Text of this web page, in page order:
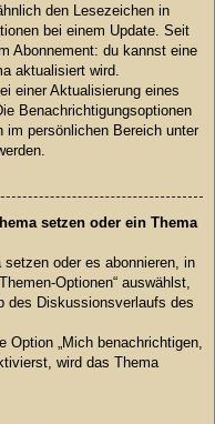
den Lesezeichen in
bei einem Update. Seit
Abonnement: du kannst eine
aktualisiert wird.
einer Aktualisierung eines
Benachrichtigungsoptionen
im persönlichen Bereich unter
setzen oder ein Thema
oder es abonnieren, in
Optionen“ auswählst,
des Diskussionsverlaufs des
Option „Mich benachrichtigen,
wird das Thema